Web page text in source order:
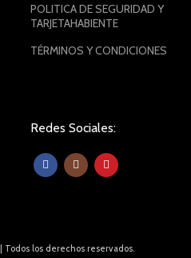
POLITICA DE SEGURIDAD Y
TARJETAHABIENTE
TÉRMINOS Y CONDICIONES
Redes Sociales:
| Todos los derechos reservados.